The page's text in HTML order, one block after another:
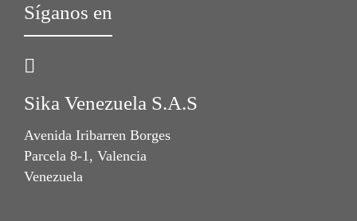
Síganos en
Sika Venezuela S.A.S
Avenida Iribarren Borges
Parcela 8-1, Valencia
Venezuela